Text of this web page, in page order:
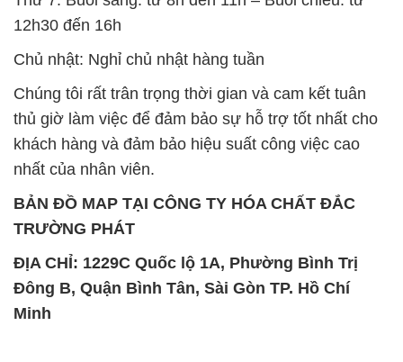
12h30 đến 16h
Chủ nhật: Nghỉ chủ nhật hàng tuần
Chúng tôi rất trân trọng thời gian và cam kết tuân
thủ giờ làm việc để đảm bảo sự hỗ trợ tốt nhất cho
khách hàng và đảm bảo hiệu suất công việc cao
nhất của nhân viên.
BẢN ĐỒ MAP TẠI CÔNG TY HÓA CHẤT ĐẮC
TRƯỜNG PHÁT
ĐỊA CHỈ: 1229C Quốc lộ 1A, Phường Bình Trị
Đông B, Quận Bình Tân, Sài Gòn TP. Hồ Chí
Minh